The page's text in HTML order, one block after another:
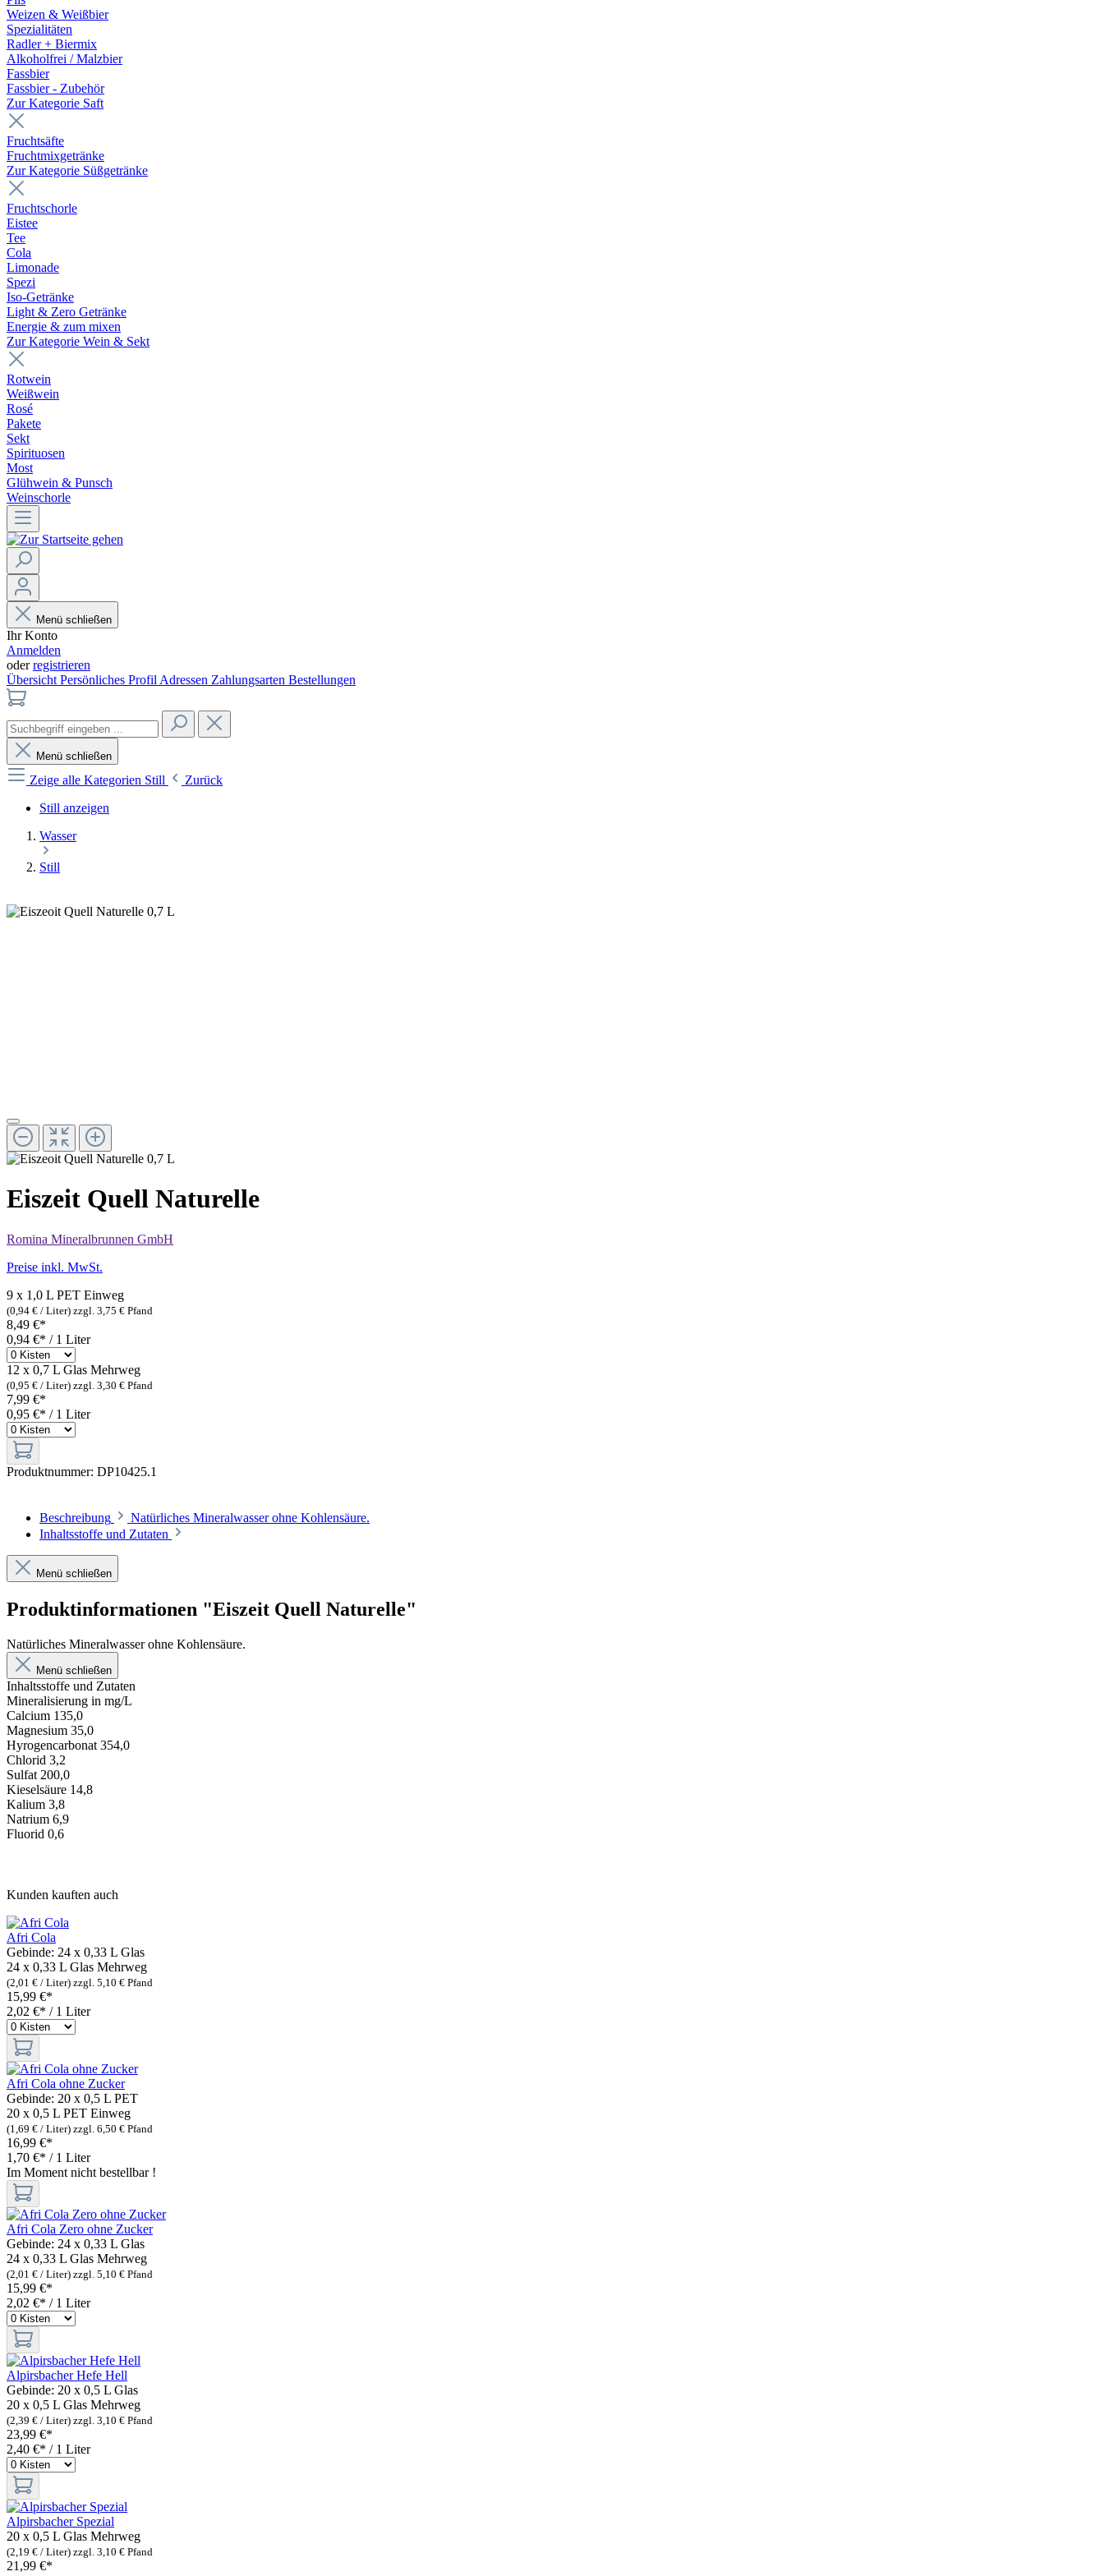
Weizen & Weißbier
Spezialitäten
Radler + Biermix
Alkoholfrei / Malzbier
Fassbier
Fassbier - Zubehör
Zur Kategorie Saft
Fruchtsäfte
Fruchtmixgetränke
Zur Kategorie Süßgetränke
Fruchtschorle
Eistee
Tee
Cola
Limonade
Spezi
Iso-Getränke
Light & Zero Getränke
Energie & zum mixen
Zur Kategorie Wein & Sekt
Rotwein
Weißwein
Rosé
Pakete
Sekt
Spirituosen
Most
Glühwein & Punsch
Weinschorle
Menü schließen
Ihr Konto
Anmelden
oderregistrieren
Übersicht Persönliches Profil Adressen Zahlungsarten Bestellungen
Menü schließen
Zeige alle Kategorien Still
Zurück
Still anzeigen
Wasser
Still
Eiszeit Quell Naturelle
Romina Mineralbrunnen GmbH
Preise inkl. MwSt.
9 x 1,0 L PET Einweg
(0,94 € / Liter) zzgl. 3,75 € Pfand
8,49 €*
0,94 €* / 1 Liter
12 x 0,7 L Glas Mehrweg
(0,95 € / Liter) zzgl. 3,30 € Pfand
7,99 €*
0,95 €* / 1 Liter
Produktnummer: DP10425.1
Beschreibung
Natürliches Mineralwasser ohne Kohlensäure.
Inhaltsstoffe und Zutaten
Menü schließen
Produktinformationen "Eiszeit Quell Naturelle"
Natürliches Mineralwasser ohne Kohlensäure.
Menü schließen
Inhaltsstoffe und Zutaten
Mineralisierung in mg/L
Calcium 135,0
Magnesium 35,0
Hyrogencarbonat 354,0
Chlorid 3,2
Sulfat 200,0
Kieselsäure 14,8
Kalium 3,8
Natrium 6,9
Fluorid 0,6
Kunden kauften auch
Afri Cola
Gebinde: 24 x 0,33 L Glas
24 x 0,33 L Glas Mehrweg
(2,01 € / Liter) zzgl. 5,10 € Pfand
15,99 €*
2,02 €* / 1 Liter
Afri Cola ohne Zucker
Gebinde: 20 x 0,5 L PET
20 x 0,5 L PET Einweg
(1,69 € / Liter) zzgl. 6,50 € Pfand
16,99 €*
1,70 €* / 1 Liter
Im Moment nicht bestellbar !
Afri Cola Zero ohne Zucker
Gebinde: 24 x 0,33 L Glas
24 x 0,33 L Glas Mehrweg
(2,01 € / Liter) zzgl. 5,10 € Pfand
15,99 €*
2,02 €* / 1 Liter
Alpirsbacher Hefe Hell
Gebinde: 20 x 0,5 L Glas
20 x 0,5 L Glas Mehrweg
(2,39 € / Liter) zzgl. 3,10 € Pfand
23,99 €*
2,40 €* / 1 Liter
Alpirsbacher Spezial
20 x 0,5 L Glas Mehrweg
(2,19 € / Liter) zzgl. 3,10 € Pfand
21,99 €*